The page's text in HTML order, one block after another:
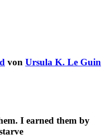
von Ursula K. Le Guin
I earned them by